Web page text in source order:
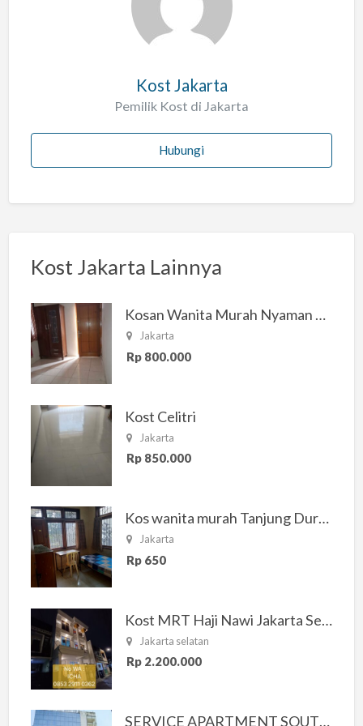
Kost Jakarta
Pemilik Kost di Jakarta
Hubungi
Kost Jakarta Lainnya
Kosan Wanita Murah Nyaman di Jakarta Selatan
Jakarta
Rp 800.000
Kost Celitri
Jakarta
Rp 850.000
Kos wanita murah Tanjung Duren Jakarta Barat
Jakarta
Rp 650
Kost MRT Haji Nawi Jakarta Selatan
Jakarta selatan
Rp 2.200.000
SERVICE APARTMENT SOUTH RESIDENCE